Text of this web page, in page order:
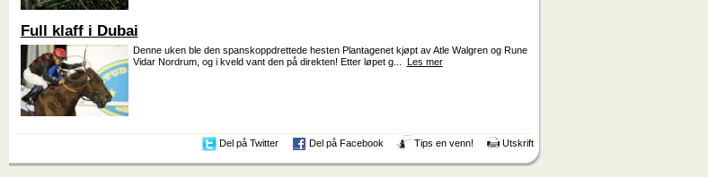
Full klaff i Dubai
Denne uken ble den spanskoppdrettede hesten Plantagenet kjøpt av Atle Walgren og Rune
Vidar Nordrum, og i kveld vant den på direkten! Etter løpet g... Les mer
Del på Twitter Del på Facebook Tips en venn! Utskrift